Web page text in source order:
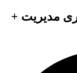
مدیریت +